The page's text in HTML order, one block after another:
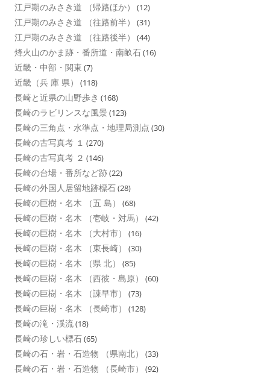
江戸期のみさき道 （帰路ほか） (12)
江戸期のみさき道 （往路前半） (31)
江戸期のみさき道 （往路後半） (44)
烽火山のかま跡・番所道・南畝石(16)
近畿・中部・関東 (7)
近畿（兵 庫 県） (118)
長崎と近県の山野歩き (168)
長崎のラビリンスな風景 (123)
長崎の三角点・水準点・地理局測点 (30)
長崎の古写真考 １ (270)
長崎の古写真考 ２ (146)
長崎の台場・番所など跡(22)
長崎の外国人居留地跡標石(28)
長崎の巨樹・名木 （五 島） (68)
長崎の巨樹・名木 （壱岐・対馬） (42)
長崎の巨樹・名木 （大村市） (16)
長崎の巨樹・名木 （東長崎） (30)
長崎の巨樹・名木 （県 北） (85)
長崎の巨樹・名木 （西彼・島原） (60)
長崎の巨樹・名木 （諌早市） (73)
長崎の巨樹・名木 （長崎市） (128)
長崎の滝・渓流(18)
長崎の珍しい標石(65)
長崎の石・岩・石造物 （県南北） (33)
長崎の石・岩・石造物 （長崎市） (92)